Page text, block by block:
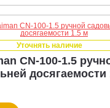
Уточнять наличие
CN-100-1.5
досягаемости